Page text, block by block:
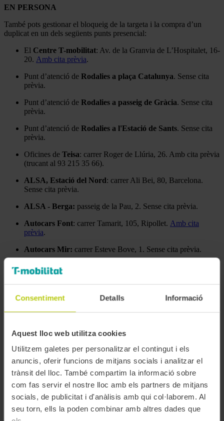
Consentiment Detalls Informació
Aquest lloc web utilitza cookies
Utilitzem galetes per personalitzar el contingut i els
anuncis, oferir funcions de mitjans socials i analitzar el
trànsit del lloc. També compartim la informació sobre
com fas servir el nostre lloc amb els partners de mitjans
socials, de publicitat i d'anàlisis amb qui col·laborem. Al
seu torn, ells la poden combinar amb altres dades que
EN PERSONA
També pots gestionar el bloqueig de la targeta i la compra d’un
duplicat en un dels següents punts presencial:
El Centre T-mobilitat: Av. de la Granvia de L’Hospitalet, 16-
20. Amb cita prèvia.
Punt d’atenció de Rodalies a plaça Catalunya. Sense cita
prèvia.
Punt d’atenció de Rodalies a passeig de Gràcia. Sense cita
prèvia.
Punt d’atenció de Rodalies a l'Estació de Sants. Sense cita
prèvia.
Oficines de Teisa: carrer Roger de Llúria, 26. Amb cita prèvia
(trucant al 93 215 35 66).
ALSA, Estació del Nord: carrer Ali Bei, 80, Barcelona.
Sense cita prèvia.
ALSA - Berga: passeig de la Pau, 2. Sense cita prèvia.
Autocars Font: carrer Tamarit, 105, Ripollet. Amb cita
prèvia.
Autocars Mir: carrer Esteve Bove, 1. Sense cita prèvia.
Oficina de l'
Sense cita prèvia.
prèvia (per mail a info.matarobus@avanzagrupo.com).
TMESA:
carrer Iscle Soler, 9, Terrassa.
Amb cita prèvia.
Sarbus:Estació de Bus – Carrer de l’Estació,
67. Demana cita prèvia al 93 580 67 00.
, ja sigui en línia o en persona, serà de
La T-16 no et funciona i necessites un bescanvi?